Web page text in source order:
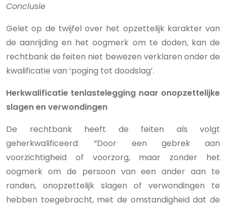
Conclusie
Gelet op de twijfel over het opzettelijk karakter van
de aanrijding en het oogmerk om te doden, kan de
rechtbank de feiten niet bewezen verklaren onder de
kwalificatie van ‘poging tot doodslag’.
Herkwalificatie tenlastelegging naar onopzettelijke
slagen en verwondingen
De rechtbank heeft de feiten als volgt
geherkwalificeerd: “Door een gebrek aan
voorzichtigheid of voorzorg, maar zonder het
oogmerk om de persoon van een ander aan te
randen, onopzettelijk slagen of verwondingen te
hebben toegebracht, met de omstandigheid dat de